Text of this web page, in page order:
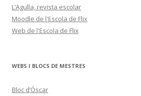
L’Agulla, revista escolar
Moodle de l'Escola de Flix
Web de l'Escola de Flix
WEBS I BLOCS DE MESTRES
Bloc d’Óscar